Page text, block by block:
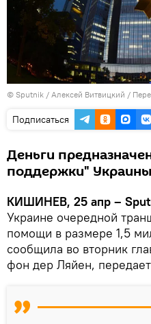
© Sputnik / Алексей Витвицкий /
Подписаться
Деньги
поддержки"
КИШИНЕВ, 25 апр –
Украине очередной
помощи в размере 1,5
сообщила во вторник
фон дер Ляйен, передает